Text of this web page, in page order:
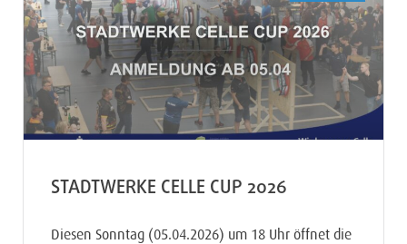
STADTWERKE CELLE CUP 2026
Diesen Sonntag (05.04.2026) um 18 Uhr öffnet die